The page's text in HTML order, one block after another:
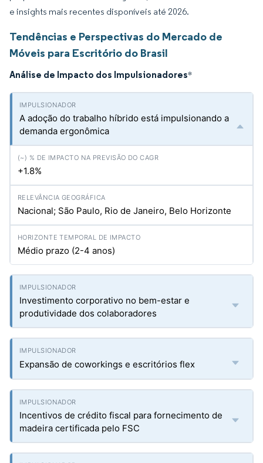
e insights mais recentes disponíveis até 2026.
Tendências e Perspectivas do Mercado de
Móveis para Escritório do Brasil
Análise de Impacto dos Impulsionadores*
A adoção do trabalho híbrido está impulsionando a
demanda ergonômica
+1.8%
Nacional; São Paulo, Rio de Janeiro, Belo Horizonte
Médio prazo (2-4 anos)
Investimento corporativo no bem-estar e
produtividade dos colaboradores
Expansão de coworkings e escritórios flex
Incentivos de crédito fiscal para fornecimento de
madeira certificada pelo FSC